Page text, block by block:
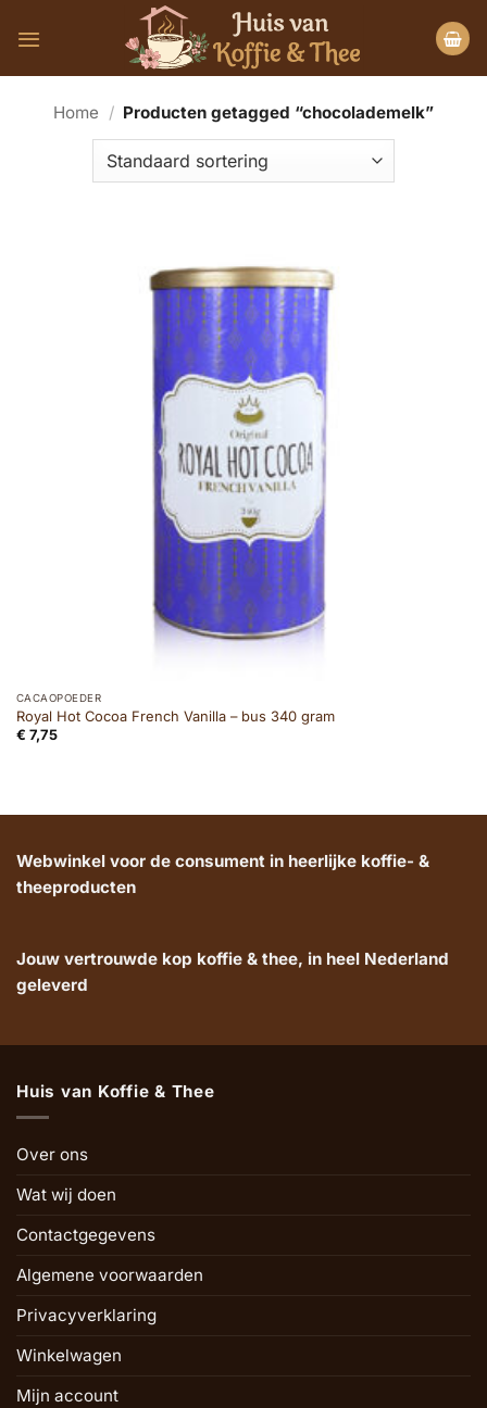
naar
Home / Producten getagged “chocolademelk”
CACAOPOEDER
Royal Hot Cocoa French Vanilla – bus 340 gram
€ 7,75
Webwinkel voor de consument in heerlijke koffie- &
theeproducten
Jouw vertrouwde kop koffie & thee, in heel Nederland
geleverd
Huis van Koffie & Thee
Over ons
Wat wij doen
Contactgegevens
Algemene voorwaarden
Privacyverklaring
Winkelwagen
Mijn account